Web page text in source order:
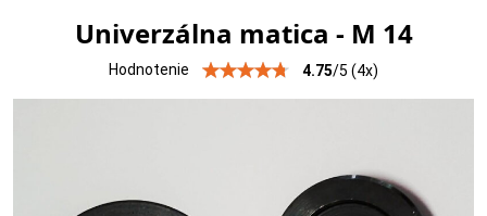
Univerzálna matica - M 14
Hodnotenie 4.75/5 (4x)